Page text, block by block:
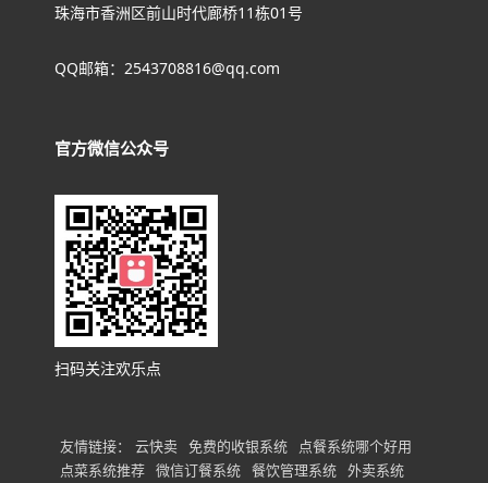
珠海市香洲区前山时代廊桥11栋01号
QQ邮箱：2543708816@qq.com
官方微信公众号
扫码关注欢乐点
友情链接： 云快卖 免费的收银系统
点餐系统哪个好用
点菜系统推荐 微信订餐系统 餐饮管理系统 外卖系统